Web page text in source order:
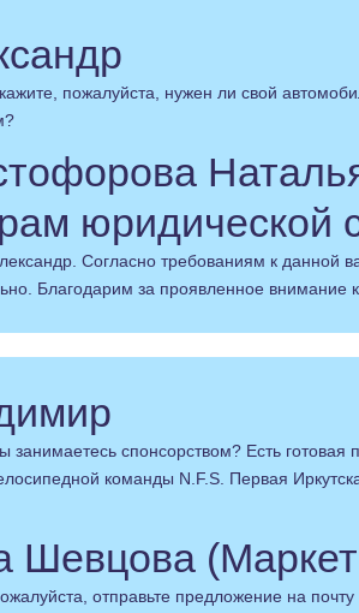
пожалуйста, нужен ли свой
юридической
Согласно требованиям к данной
Благодарим за проявленное
занимаетесь спонсорством? Есть готовая
команды N.F.S. Первая
Шевцова
отправьте предложение на